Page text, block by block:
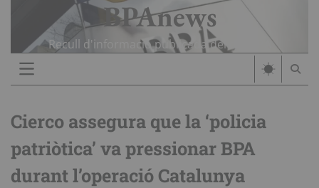
content
BPAnews
Recull d'informació publicada del cas BPA
Cierco assegura que la ‘policia
patriòtica’ va pressionar BPA
durant l’operació Catalunya